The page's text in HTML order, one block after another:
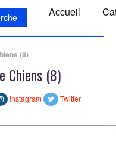
Accueil
(8)
Chiens (8)
Instagram Twitter